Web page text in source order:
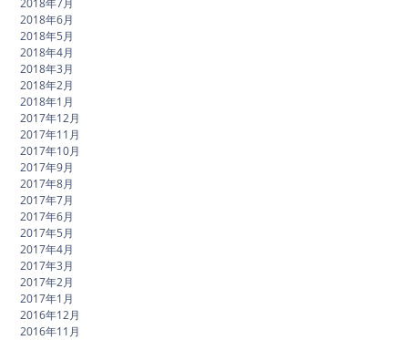
2018年7月
2018年6月
2018年5月
2018年4月
2018年3月
2018年2月
2018年1月
2017年12月
2017年11月
2017年10月
2017年9月
2017年8月
2017年7月
2017年6月
2017年5月
2017年4月
2017年3月
2017年2月
2017年1月
2016年12月
2016年11月